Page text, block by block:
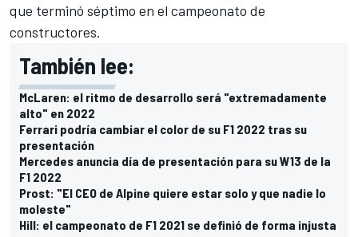
que terminó séptimo en el campeonato de
constructores.
También lee:
McLaren: el ritmo de desarrollo será "extremadamente
alto" en 2022
Ferrari podría cambiar el color de su F1 2022 tras su
presentación
Mercedes anuncia día de presentación para su W13 de la
F1 2022
Prost: "El CEO de Alpine quiere estar solo y que nadie lo
moleste"
Hill: el campeonato de F1 2021 se definió de forma injusta